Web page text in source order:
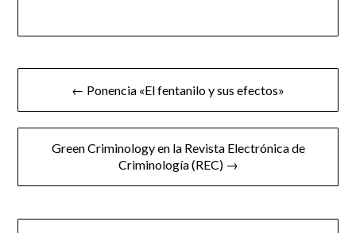
Navegación
de
← Ponencia «El fentanilo y sus efectos»
Green Criminology en la Revista Electrónica de
Criminología (REC) →